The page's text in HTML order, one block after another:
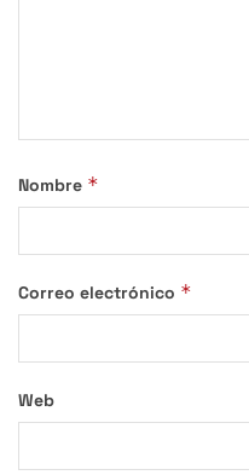
Nombre *
Correo electrónico *
Web